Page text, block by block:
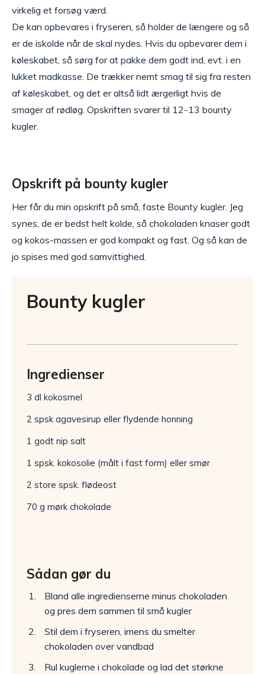
virkelig et forsøg værd.
De kan opbevares i fryseren, så holder de længere og så
er de iskolde når de skal nydes. Hvis du opbevarer dem i
køleskabet, så sørg for at pakke dem godt ind, evt. i en
lukket madkasse. De trækker nemt smag til sig fra resten
af køleskabet, og det er altså lidt ærgerligt hvis de
smager af rødløg. Opskriften svarer til 12-13 bounty
kugler.
Opskrift på bounty kugler
Her får du min opskrift på små, faste Bounty kugler. Jeg
synes, de er bedst helt kolde, så chokoladen knaser godt
og kokos-massen er god kompakt og fast. Og så kan de
jo spises med god samvittighed.
Bounty kugler
Ingredienser
3 dl kokosmel
2 spsk agavesirup eller flydende honning
1 godt nip salt
1 spsk. kokosolie (målt i fast form) eller smør
2 store spsk. flødeost
70 g mørk chokolade
Sådan gør du
Bland alle ingredienserne minus chokoladen
og pres dem sammen til små kugler
Stil dem i fryseren, imens du smelter
chokoladen over vandbad
Rul kuglerne i chokolade og lad det størkne